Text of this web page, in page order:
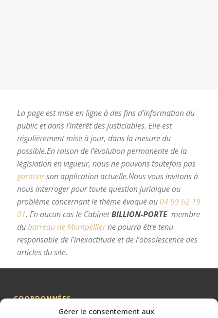
Gérer le consentement aux
La page est mise en ligne à des fins d’information du
public et dans l’intérêt des justiciables. Elle est
régulièrement mise à jour, dans la mesure du
possible.En raison de l’évolution permanente de la
législation en vigueur, nous ne pouvons toutefois pas
garantirson application actuelle.Nous vous invitons à
nous interroger pour toute question juridique ou
problème concernant le thème évoqué au 04 99 62 19
01. En aucun cas le CabinetBILLION-PORTE membre
dubarreau de Montpellierne pourra être tenu
responsable de l’inexactitude et de l’obsolescence des
articles du site.
COORDONNÉES
Me BILLION-PORTE